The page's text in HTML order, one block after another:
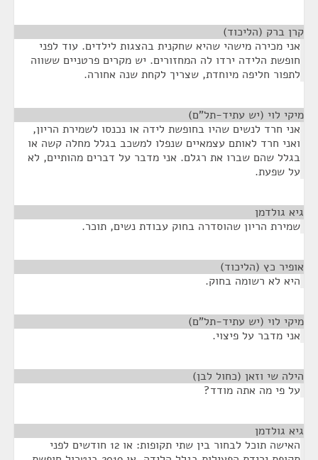
קרן ברק (הליכוד)
אני מכירה מישהי שהיא שחקנית בהצגות לילדים. עוד לפני
חופשת הלידה ירדו לה המחזורים. יש מקרים פרטניים ששווה
לתפור חליפה מיוחדת, שצריך לקחת שנה אחורה.
מיקי לוי (יש עתיד-תל"ם)
אני חרד לנשים שהיו בחופשת לידה או נכנסו לשמירת הריון,
ואני חרד לאותם עצמאיים שנפלו למשכב בגלל מחלה קשה או
בגלל שהם שברו את רגלם. אני מדבר על דברים מהותיים, לא
על שפעת.
גיא גולדמן
שמירת הריון שהוסדרה בחוק עבודת נשים, תוכר.
אופיר כץ (הליכוד)
היא לא רשומה בחוק.
מיקי לוי (יש עתיד-תל"ם)
אני מדבר על פיצוי.
הילה שי וזאן (כחול לבן)
על פי מה אתה מודד?
גיא גולדמן
האישה תוכל לבחור בין שתי תקופות: או 12 חודשים לפני